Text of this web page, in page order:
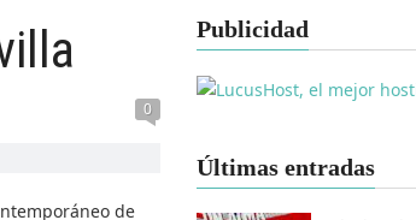
0
de
Publicidad
Últimas entradas